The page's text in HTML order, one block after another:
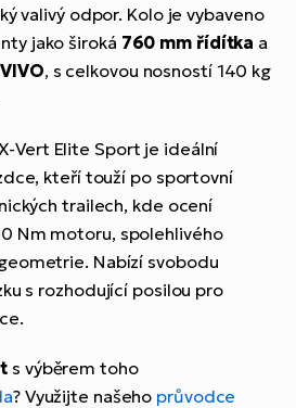
valivý odpor. Kolo je vybaveno
jako široká 760 mm řídítka a
, s celkovou nosností 140 kg
X-Vert Elite Sport je ideální
kteří touží po sportovní
trailech, kde ocení
Nm motoru, spolehlivého
Nabízí svobodu
s rozhodující posilou pro
s výběrem toho
? Využijte našeho průvodce